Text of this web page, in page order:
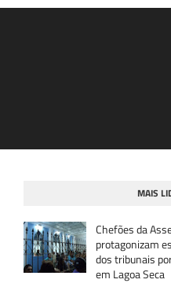
MAIS
Chefões da
protagonizam
dos tribunais
em Lagoa Seca